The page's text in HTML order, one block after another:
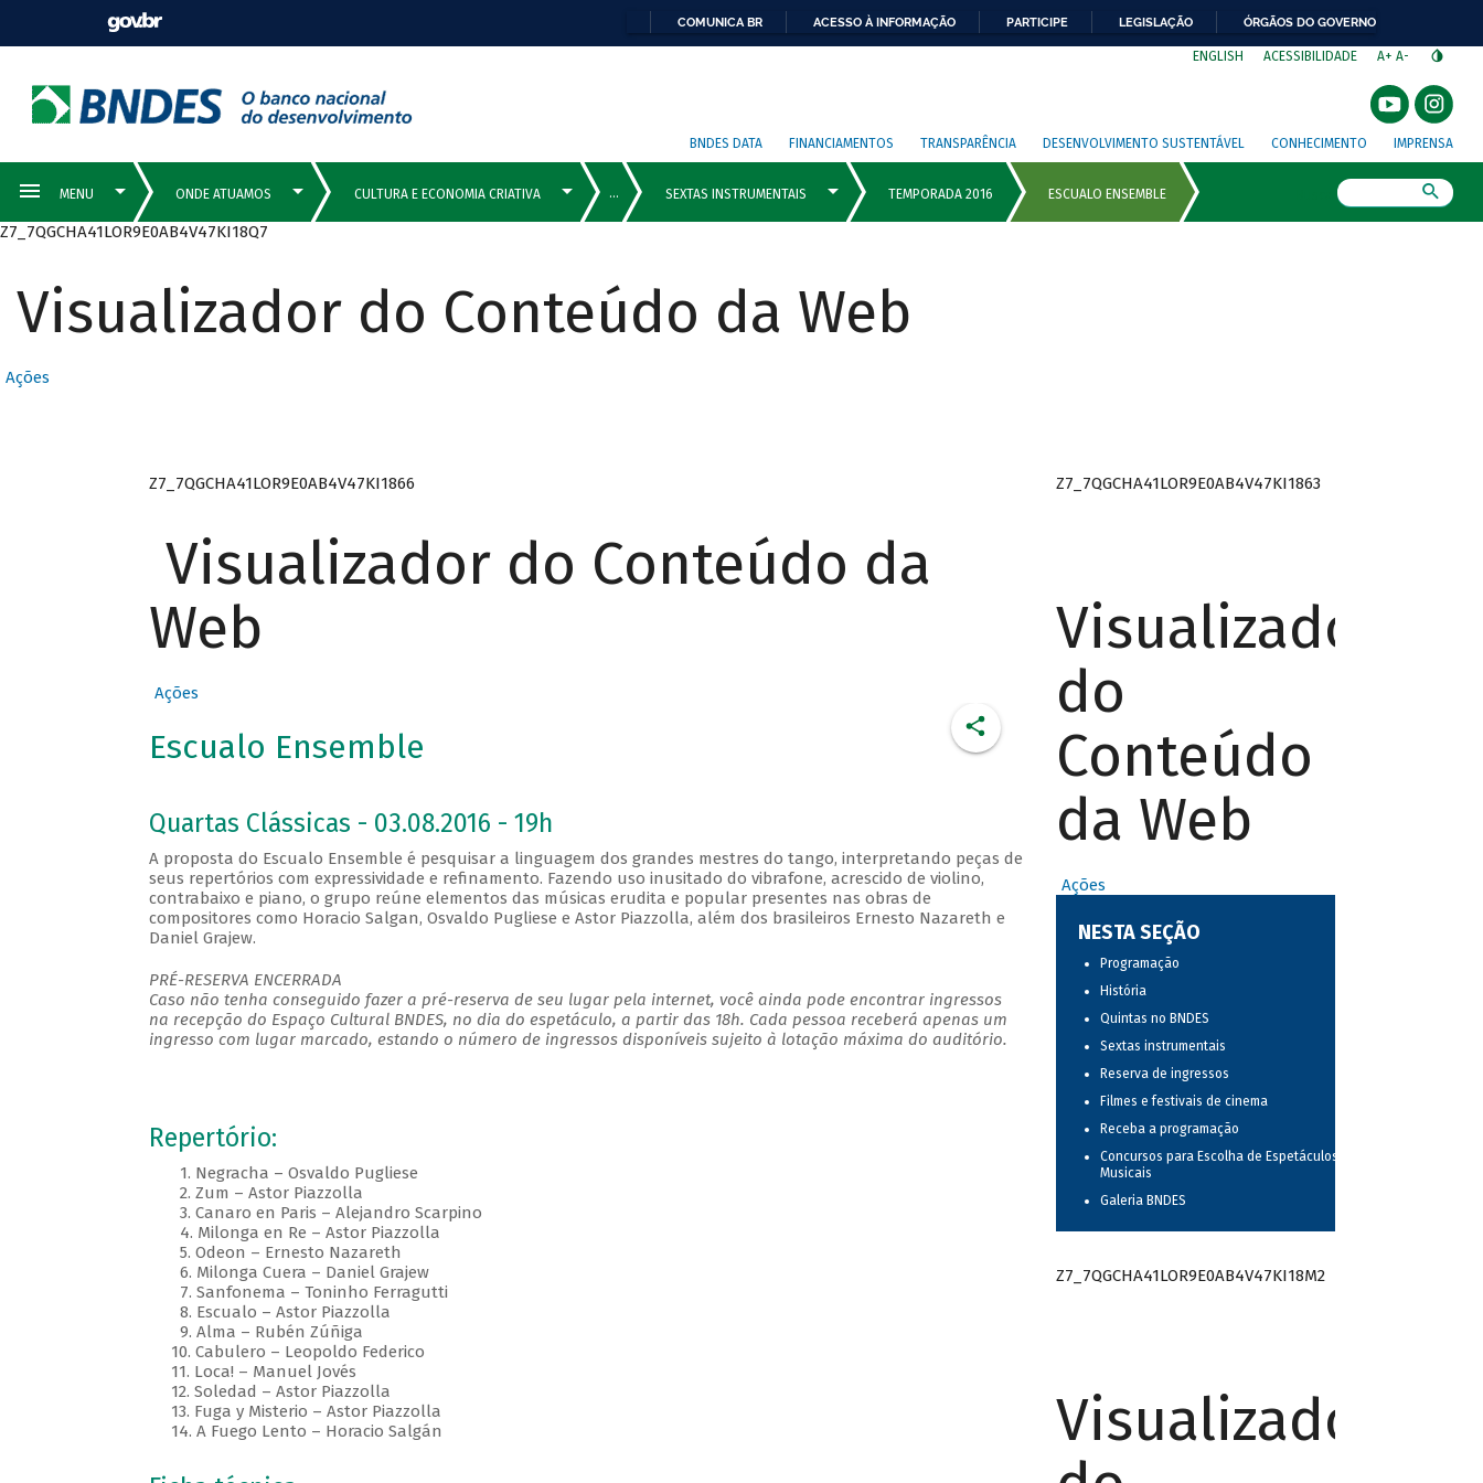
COMUNICA BR ACESSO À INFORMAÇÃO PARTICIPE LEGISLAÇÃO ÓRGÃOS DO GOVERNO
ENGLISH ACESSIBILIDADE A+ A-
BNDES DATA FINANCIAMENTOS TRANSPARÊNCIA DESENVOLVIMENTO SUSTENTÁVEL CONHECIMENTO IMPRENSA
Z7_7QGCHA41LOR9E0AB4V47KI18Q7
Visualizador do Conteúdo da Web
Ações
Z7_7QGCHA41LOR9E0AB4V47KI1866
Visualizador do Conteúdo da
Web
Ações
Escualo Ensemble
Quartas Clássicas - 03.08.2016 - 19h
A proposta do Escualo Ensemble é pesquisar a linguagem dos grandes mestres do tango, interpretando peças de
seus repertórios com expressividade e refinamento. Fazendo uso inusitado do vibrafone, acrescido de violino,
contrabaixo e piano, o grupo reúne elementos das músicas erudita e popular presentes nas obras de
compositores como Horacio Salgan, Osvaldo Pugliese e Astor Piazzolla, além dos brasileiros Ernesto Nazareth e
Daniel Grajew.
PRÉ-RESERVA ENCERRADA
Caso não tenha conseguido fazer a pré-reserva de seu lugar pela internet, você ainda pode encontrar ingressos
na recepção do Espaço Cultural BNDES, no dia do espetáculo, a partir das 18h. Cada pessoa receberá apenas um
ingresso com lugar marcado, estando o número de ingressos disponíveis sujeito à lotação máxima do auditório.
Repertório:
1. Negracha – Osvaldo Pugliese
2. Zum – Astor Piazzolla
3. Canaro en Paris – Alejandro Scarpino
4. Milonga en Re – Astor Piazzolla
5. Odeon – Ernesto Nazareth
6. Milonga Cuera – Daniel Grajew
7. Sanfonema – Toninho Ferragutti
8. Escualo – Astor Piazzolla
9. Alma – Rubén Zúñiga
10. Cabulero – Leopoldo Federico
11. Loca! – Manuel Jovés
12. Soledad – Astor Piazzolla
13. Fuga y Misterio – Astor Piazzolla
14. A Fuego Lento – Horacio Salgán
Z7_7QGCHA41LOR9E0AB4V47KI1863
Visualizador
do
Conteúdo
da Web
Ações
NESTA SEÇÃO
Programação
História
Quintas no BNDES
Sextas instrumentais
Reserva de ingressos
Filmes e festivais de cinema
Receba a programação
Concursos para Escolha de Espetáculos
Musicais
Galeria BNDES
Z7_7QGCHA41LOR9E0AB4V47KI18M2
Visualizador